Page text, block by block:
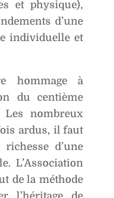
et physique),
d’une
individuelle et
hommage à
du centième
Les nombreux
ardus, il faut
d’une
L’Association
de la méthode